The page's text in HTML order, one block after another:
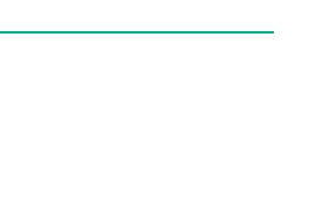
（